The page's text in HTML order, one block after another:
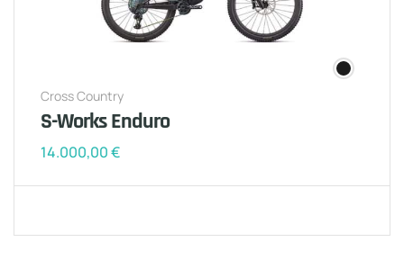
Cross Country
S-Works Enduro
14.000,00€